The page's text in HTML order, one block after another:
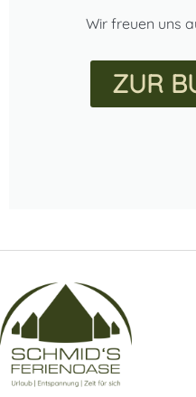
Wir freuen uns
ZUR